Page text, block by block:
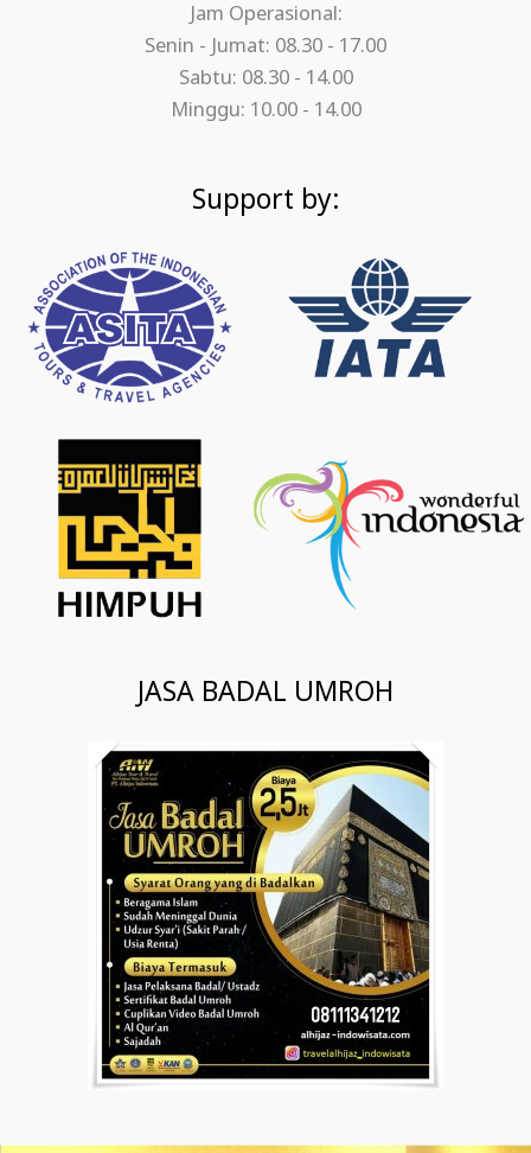
Jam Operasional:
Senin - Jumat: 08.30 - 17.00
Sabtu: 08.30 - 14.00
Minggu: 10.00 - 14.00
Support by:
JASA BADAL UMROH